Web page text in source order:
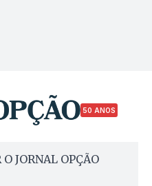
50 ANOS
JORNAL OPÇÃO